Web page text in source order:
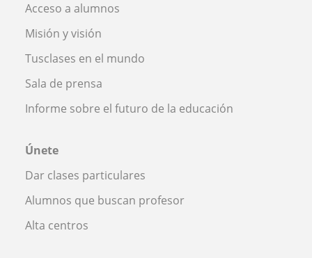
Acceso a alumnos
Misión y visión
Tusclases en el mundo
Sala de prensa
Informe sobre el futuro de la educación
Únete
Dar clases particulares
Alumnos que buscan profesor
Alta centros